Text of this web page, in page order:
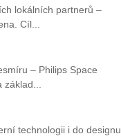
lokálních partnerů –
Cíl...
– Philips Space
technologii i do designu